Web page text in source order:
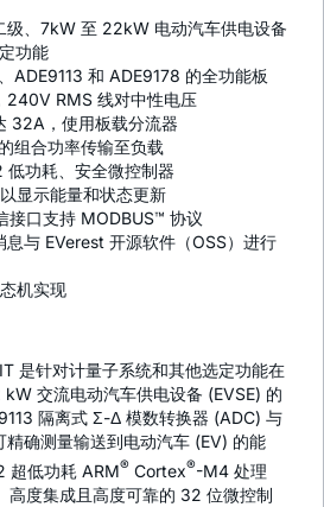
级、7kW 至 22kW 电动汽车供电设备
功能
ADE9113 和 ADE9178 的全功能板
240V RMS 线对中性电压
32A，使用板载分流器
组合功率传输至负载
功耗、安全微控制器
显示能量和状态更新
接口支持 MODBUS™ 协议
与 EVerest 开源软件（OSS）进行
机实现
是针对计量子系统和其他选定功能在
交流电动汽车供电设备 (EVSE) 的
隔离式 Σ-Δ 模数转换器 (ADC) 与
精确测量输送到电动汽车 (EV) 的能
超低功耗 ARM® Cortex®-M4 处理
高度集成且高度可靠的 32 位微控制